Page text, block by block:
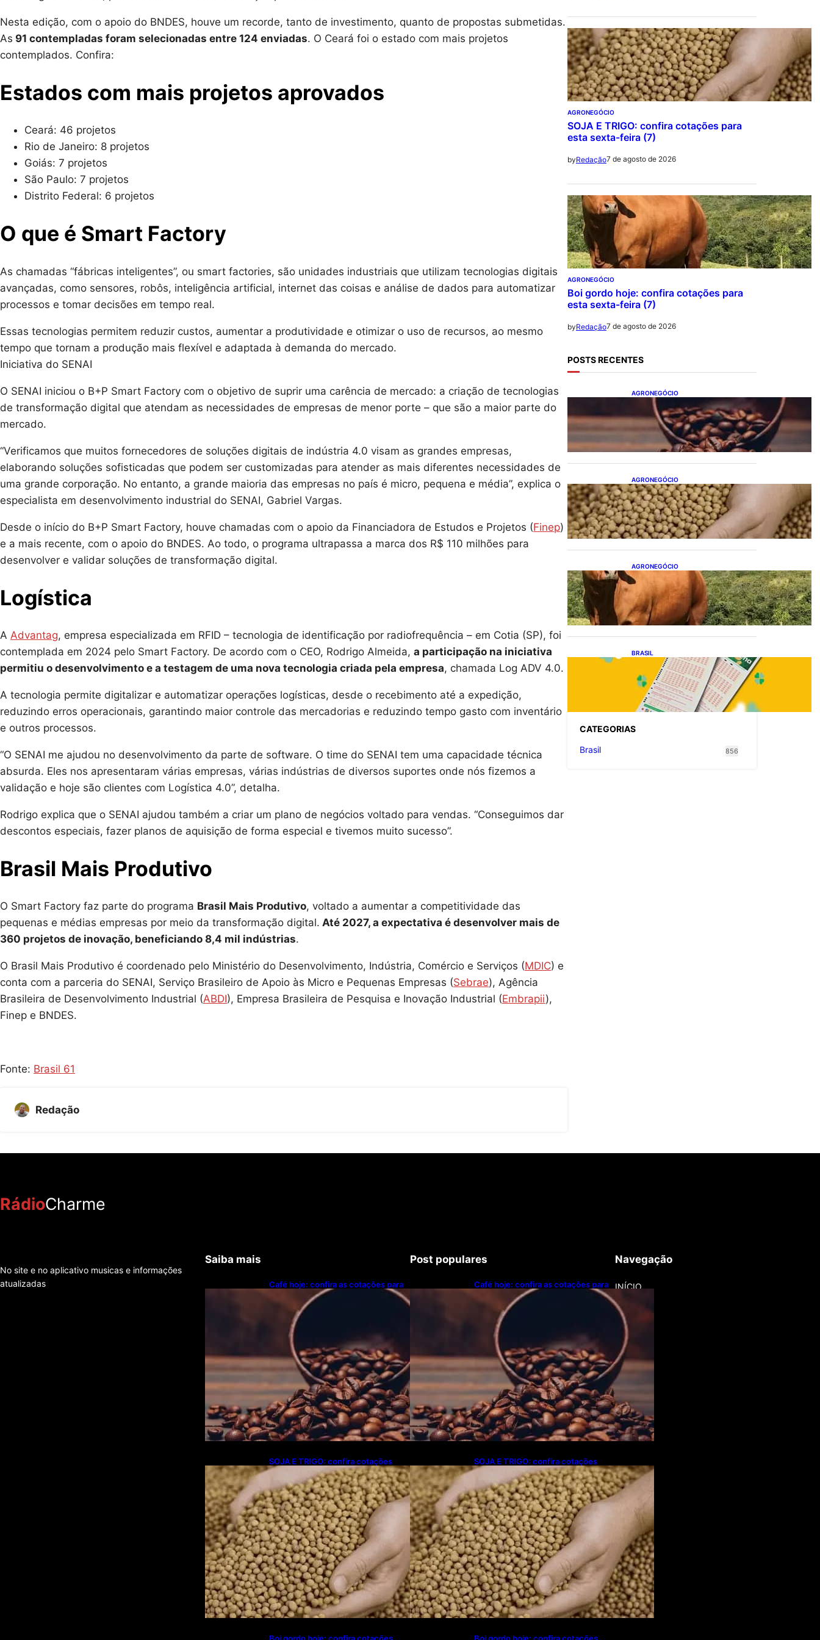
Nesta edição, com o apoio do BNDES, houve um recorde, tanto de investimento, quanto de propostas submetidas.
As 91 contempladas foram selecionadas entre 124 enviadas. O Ceará foi o estado com mais projetos
contemplados. Confira:
Estados com mais projetos aprovados
Ceará: 46 projetos
Rio de Janeiro: 8 projetos
Goiás: 7 projetos
São Paulo: 7 projetos
Distrito Federal: 6 projetos
O que é Smart Factory
As chamadas “fábricas inteligentes”, ou smart factories, são unidades industriais que utilizam tecnologias digitais
avançadas, como sensores, robôs, inteligência artificial, internet das coisas e análise de dados para automatizar
processos e tomar decisões em tempo real.
Essas tecnologias permitem reduzir custos, aumentar a produtividade e otimizar o uso de recursos, ao mesmo
tempo que tornam a produção mais flexível e adaptada à demanda do mercado.
Iniciativa do SENAI
O SENAI iniciou o B+P Smart Factory com o objetivo de suprir uma carência de mercado: a criação de tecnologias
de transformação digital que atendam as necessidades de empresas de menor porte – que são a maior parte do
mercado.
“Verificamos que muitos fornecedores de soluções digitais de indústria 4.0 visam as grandes empresas,
elaborando soluções sofisticadas que podem ser customizadas para atender as mais diferentes necessidades de
uma grande corporação. No entanto, a grande maioria das empresas no país é micro, pequena e média”, explica o
especialista em desenvolvimento industrial do SENAI, Gabriel Vargas.
Desde o início do B+P Smart Factory, houve chamadas com o apoio da Financiadora de Estudos e Projetos (Finep)
e a mais recente, com o apoio do BNDES. Ao todo, o programa ultrapassa a marca dos R$ 110 milhões para
desenvolver e validar soluções de transformação digital.
Logística
A Advantag, empresa especializada em RFID – tecnologia de identificação por radiofrequência – em Cotia (SP), foi
contemplada em 2024 pelo Smart Factory. De acordo com o CEO, Rodrigo Almeida, a participação na iniciativa
permitiu o desenvolvimento e a testagem de uma nova tecnologia criada pela empresa, chamada Log ADV 4.0.
A tecnologia permite digitalizar e automatizar operações logísticas, desde o recebimento até a expedição,
reduzindo erros operacionais, garantindo maior controle das mercadorias e reduzindo tempo gasto com inventário
e outros processos.
“O SENAI me ajudou no desenvolvimento da parte de software. O time do SENAI tem uma capacidade técnica
absurda. Eles nos apresentaram várias empresas, várias indústrias de diversos suportes onde nós fizemos a
validação e hoje são clientes com Logística 4.0”, detalha.
Rodrigo explica que o SENAI ajudou também a criar um plano de negócios voltado para vendas. “Conseguimos dar
descontos especiais, fazer planos de aquisição de forma especial e tivemos muito sucesso”.
Brasil Mais Produtivo
O Smart Factory faz parte do programa Brasil Mais Produtivo, voltado a aumentar a competitividade das
pequenas e médias empresas por meio da transformação digital. Até 2027, a expectativa é desenvolver mais de
360 projetos de inovação, beneficiando 8,4 mil indústrias.
O Brasil Mais Produtivo é coordenado pelo Ministério do Desenvolvimento, Indústria, Comércio e Serviços (MDIC) e
conta com a parceria do SENAI, Serviço Brasileiro de Apoio às Micro e Pequenas Empresas (Sebrae), Agência
Brasileira de Desenvolvimento Industrial (ABDI), Empresa Brasileira de Pesquisa e Inovação Industrial (Embrapii),
Finep e BNDES.
Fonte: Brasil 61
Redação
AGRONEGÓCIO
SOJA E TRIGO: confira cotações para
esta sexta-feira (7)
byRedação7 de agosto de 2026
AGRONEGÓCIO
Boi gordo hoje: confira cotações para
esta sexta-feira (7)
byRedação7 de agosto de 2026
POSTS RECENTES
AGRONEGÓCIO
Café hoje: confira as
cotações para esta sexta-
feira (7)
AGRONEGÓCIO
SOJA E TRIGO: confira
cotações para esta sexta-
feira (7)
AGRONEGÓCIO
Boi gordo hoje: confira
cotações para esta sexta-
feira (7)
BRASIL
Resultado da Mega-Sena
3041 nesta quinta-feira
(06/08/2026)
CATEGORIAS
Brasil
856
RádioCharme
No site e no aplicativo musicas e informações
atualizadas
Saiba mais
Café hoje: confira as cotações para
esta sexta-feira (7)
SOJA E TRIGO: confira cotações
para esta sexta-feira (7)
Boi gordo hoje: confira cotações
Post populares
Café hoje: confira as cotações para
esta sexta-feira (7)
SOJA E TRIGO: confira cotações
para esta sexta-feira (7)
Boi gordo hoje: confira cotações
Navegação
INÍCIO